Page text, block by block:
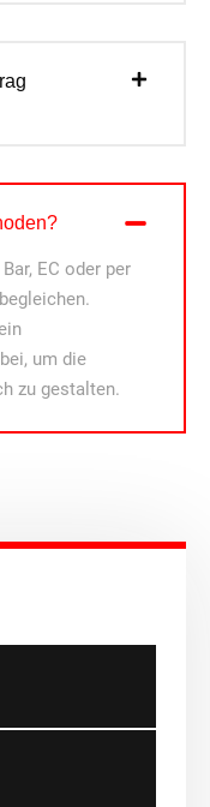
EC oder per
um die
zu gestalten.